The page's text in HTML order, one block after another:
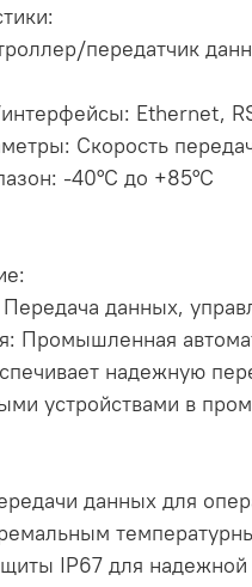
передатчик
Ethernet,
Скорость
-40°C до +85°C
данных,
Промышленная
надежную
устройствами в
данных для
IP67 для